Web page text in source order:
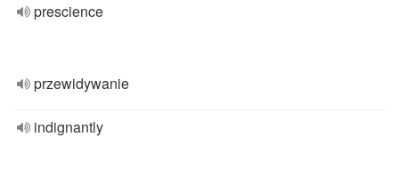
prescience
przewidywanie
indignantly